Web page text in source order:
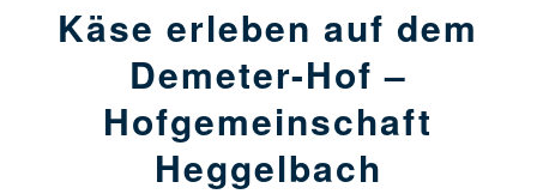
Käse erleben auf dem
Demeter-Hof –
Hofgemeinschaft
Heggelbach